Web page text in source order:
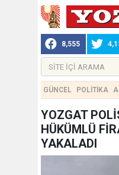
8,555
GÜNCEL POLİTİKA
YOZGAT
HÜKÜMLÜ
YAKALADI